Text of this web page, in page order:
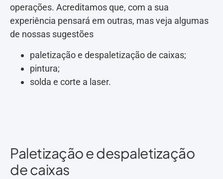
operações. Acreditamos que, com a sua
experiência pensará em outras, mas veja algumas
de nossas sugestões
paletização e despaletização de caixas;
pintura;
solda e corte a laser.
Paletização e despaletização
de caixas